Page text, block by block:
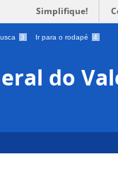
Simplifique!
3 Ir para o rodapé 4
do